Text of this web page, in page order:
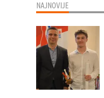
NAJNOVIJE